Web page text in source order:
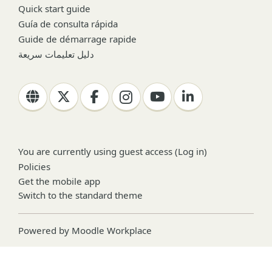
Quick start guide
Guía de consulta rápida
Guide de démarrage rapide
دليل تعليمات سريعة
You are currently using guest access (Log in)
Policies
Get the mobile app
Switch to the standard theme
Powered by Moodle Workplace